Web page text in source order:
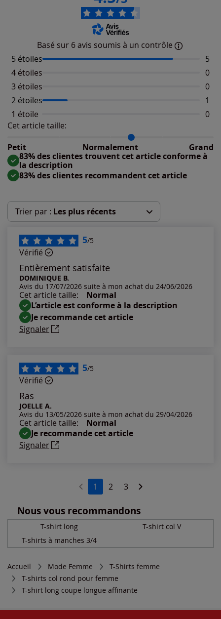
Basé sur 6 avis soumis à un contrôle
5 étoiles
5
4 étoiles
0
3 étoiles
0
2 étoiles
1
1 étoile
0
Cet article taille:
Petit
Normalement Grand
Répartition du taillant selon les avis clients
Taille grand : 17%
83% des clientes trouvent cet article conforme à
la description
83% des clientes recommandent cet article
Trier par : Les plus récents
Les plus récents
Les plus anciens
Notes les plus élevées
Notes les plus basses
5/5
Vérifié
Entièrement satisfaite
DOMINIQUE B.
Avis du 17/07/2026 suite à mon achat du 24/06/2026
Cet article taille:
Normal
L’article est conforme à la description
Je recommande cet article
Signaler
5/5
Vérifié
Ras
JOELLE A.
Avis du 13/05/2026 suite à mon achat du 29/04/2026
Cet article taille:
Normal
Je recommande cet article
Signaler
1 2 3
Nous vous recommandons
T-shirt long
T-shirt col V
T-shirts à manches 3/4
Accueil Mode Femme
T-Shirts femme
T-shirts col rond pour femme
T-shirt long coupe longue affinante